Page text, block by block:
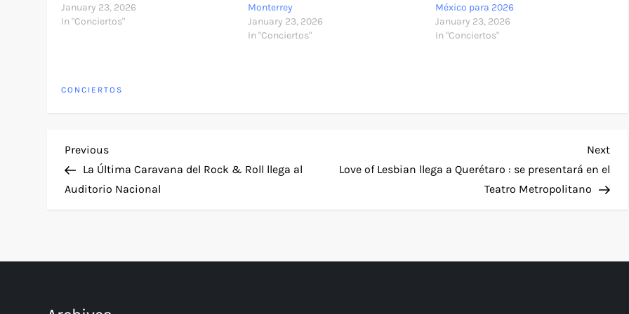
January 23, 2026
In "Conciertos"
Monterrey
January 23, 2026
In "Conciertos"
México para 2026
January 23, 2026
In "Conciertos"
CONCIERTOS
P
o
t
Previous
Post
Previous
La Última Caravana del Rock & Roll llega al
Auditorio Nacional
Next
Love of Lesbian llega a Querétaro : se presentará en el
Teatro Metropolitano